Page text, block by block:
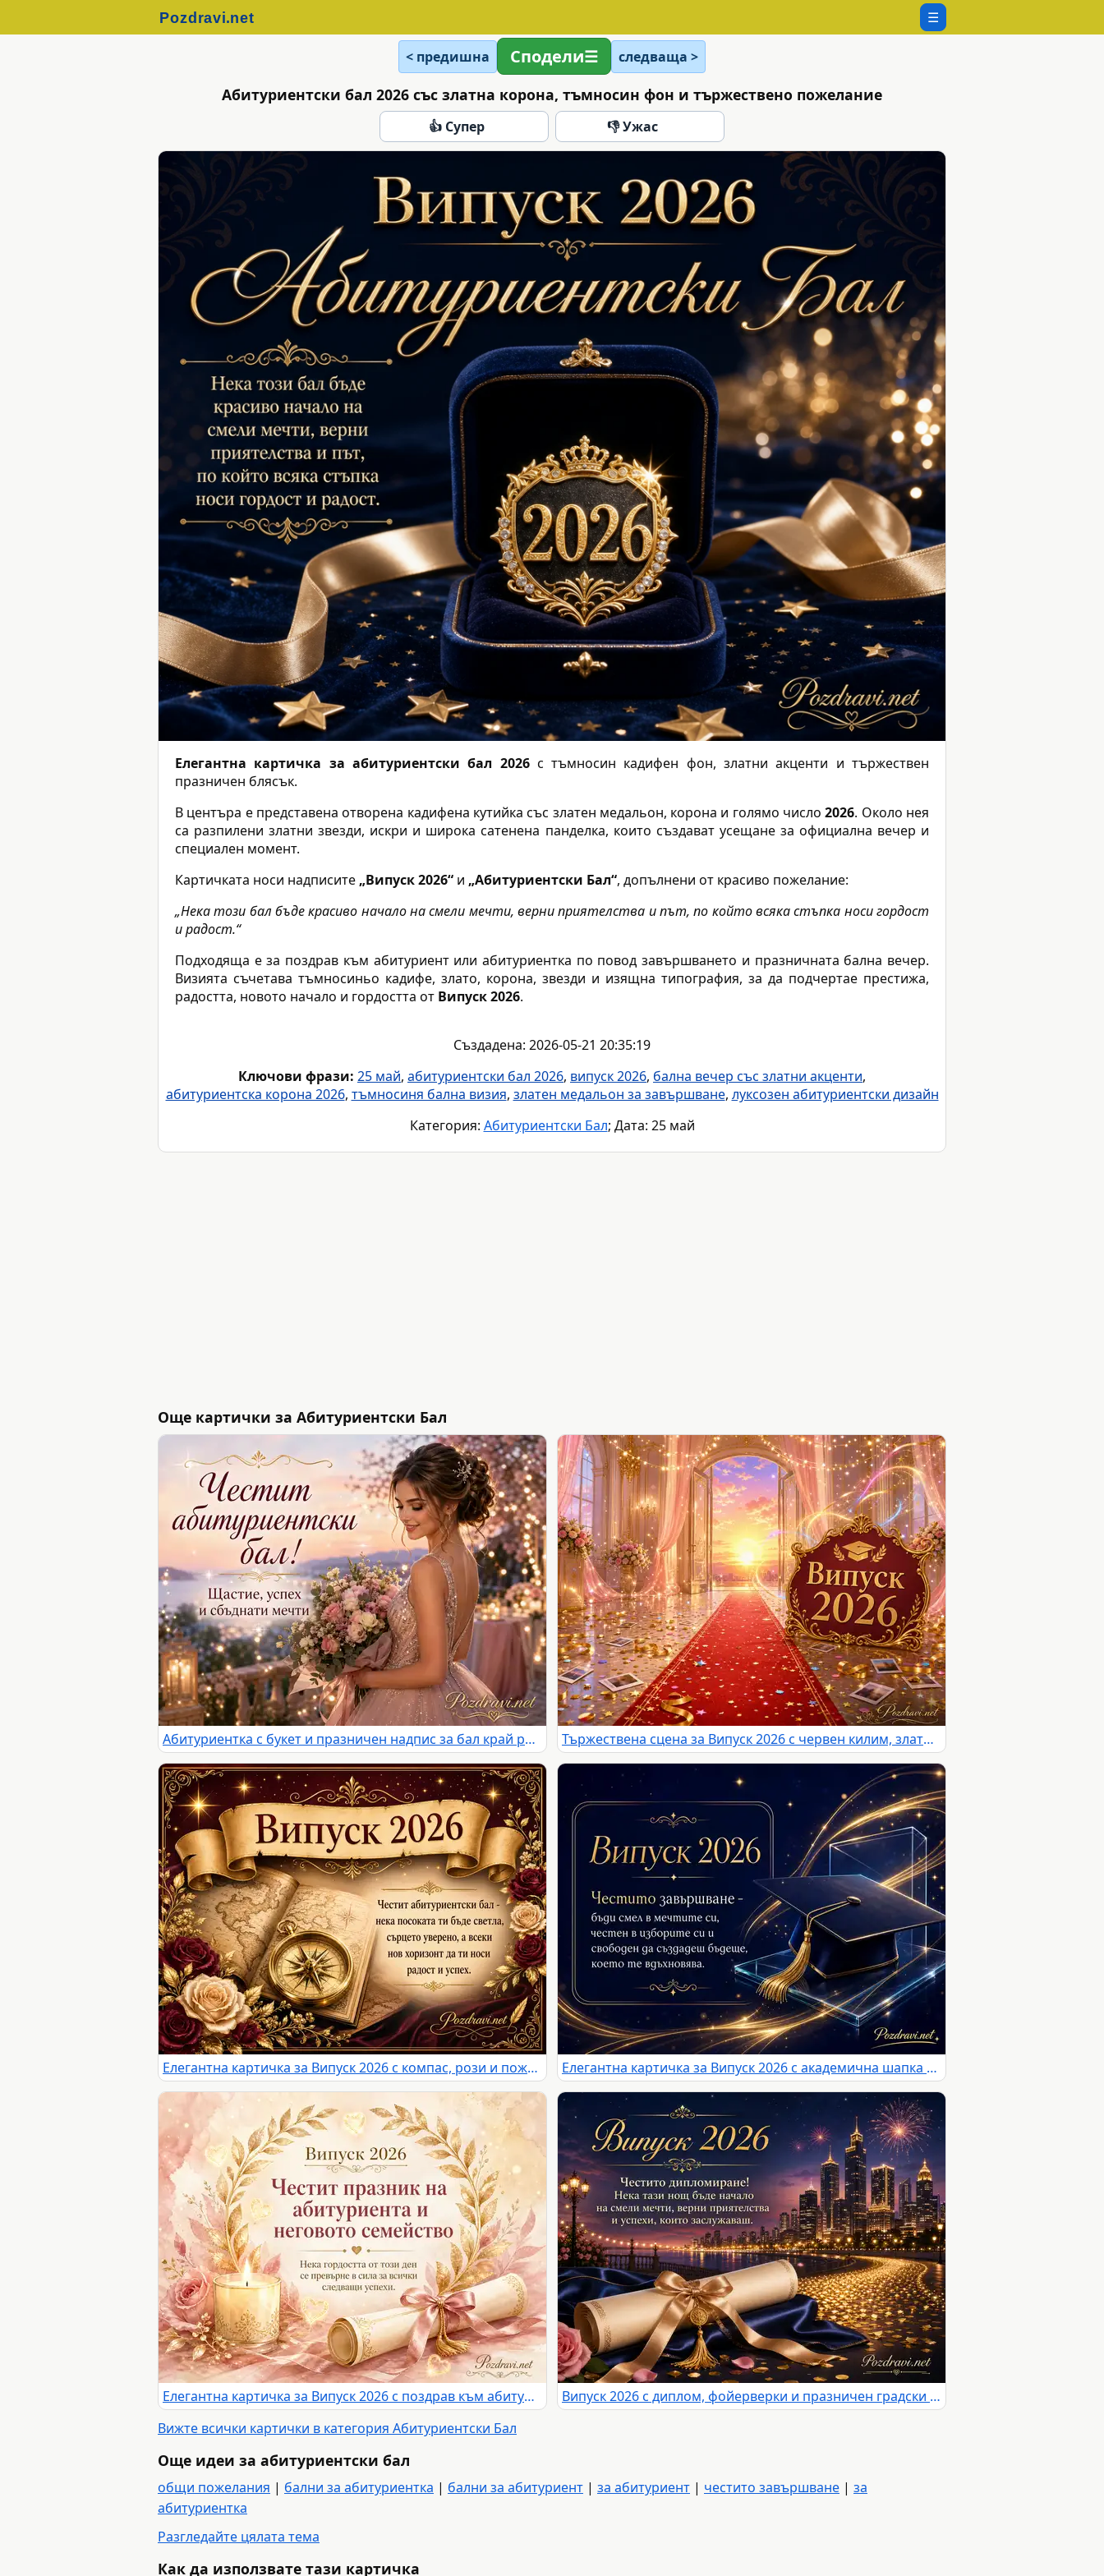
☰
< предишна Сподели следваща >
Абитуриентски бал 2026 със златна корона, тъмносин фон и тържествено пожелание
👍 Супер 👎 Ужас
Елегантна картичка за абитуриентски бал 2026с тъмносин кадифен фон, златни акценти и тържествен
празничен блясък.
В центъра е представена отворена кадифена кутийка със златен медальон, корона и голямо число2026. Около нея
са разпилени златни звезди, искри и широка сатенена панделка, които създават усещане за официална вечер и
специален момент.
Картичката носи надписите „Випуск 2026“ и „Абитуриентски Бал“, допълнени от красиво пожелание:
„Нека този бал бъде красиво начало на смели мечти, верни приятелства и път, по който всяка стъпка носи гордост
и радост.“
Подходяща е за поздрав към абитуриент или абитуриентка по повод завършването и празничната бална вечер.
Визията съчетава тъмносиньо кадифе, злато, корона, звезди и изящна типография, за да подчертае престижа,
радостта, новото начало и гордостта от Випуск 2026.
Създадена: 2026-05-21 20:35:19
Ключови фрази: 25 май, абитуриентски бал 2026, випуск 2026, бална вечер със златни акценти,
абитуриентска корона 2026, тъмносиня бална визия, златен медальон за завършване, луксозен абитуриентски дизайн
Категория: Абитуриентски Бал; Дата: 25 май
Още картички за Абитуриентски Бал
Абитуриентка с букет и празничен надпис за бал край романтичен залез Тържествена сцена за Випуск 2026 с червен килим, златна украса и залез
Елегантна картичка за Випуск 2026 с компас, рози и пожелание за абитуриентски бал Елегантна картичка за Випуск 2026 с академична шапка и вдъхновяващо послание
Елегантна картичка за Випуск 2026 с поздрав към абитуриента и неговото семейство
Випуск 2026 с диплом, фойерверки и празничен градски силует
Вижте всички картички в категория Абитуриентски Бал
Още идеи за абитуриентски бал
общи пожелания | бални за абитуриентка | бални за абитуриент | за абитуриент | честито завършване | за
абитуриентка
Разгледайте цялата тема
Как да използвате тази картичка